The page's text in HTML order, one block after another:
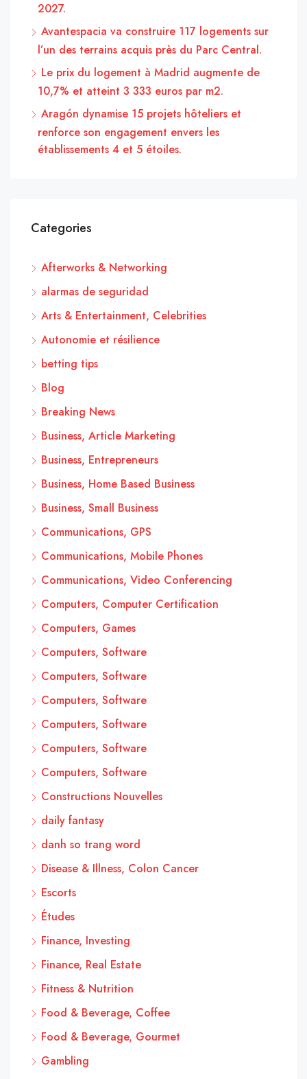
2027.
Avantespacia va construire 117 logements sur
l’un des terrains acquis près du Parc Central.
Le prix du logement à Madrid augmente de
10,7% et atteint 3 333 euros par m2.
Aragón dynamise 15 projets hôteliers et
renforce son engagement envers les
établissements 4 et 5 étoiles.
Categories
Afterworks & Networking
alarmas de seguridad
Arts & Entertainment, Celebrities
Autonomie et résilience
betting tips
Blog
Breaking News
Business, Article Marketing
Business, Entrepreneurs
Business, Home Based Business
Business, Small Business
Communications, GPS
Communications, Mobile Phones
Communications, Video Conferencing
Computers, Computer Certification
Computers, Games
Computers, Software
Computers, Software
Computers, Software
Computers, Software
Computers, Software
Computers, Software
Constructions Nouvelles
daily fantasy
danh so trang word
Disease & Illness, Colon Cancer
Escorts
Études
Finance, Investing
Finance, Real Estate
Fitness & Nutrition
Food & Beverage, Coffee
Food & Beverage, Gourmet
Gambling